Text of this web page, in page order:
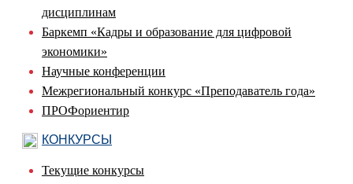
дисциплинам
Баркемп «Кадры и образование для цифровой
экономики»
Научные конференции
Межрегиональный конкурс «Преподаватель года»
ПРОФориентир
КОНКУРСЫ
Текущие конкурсы